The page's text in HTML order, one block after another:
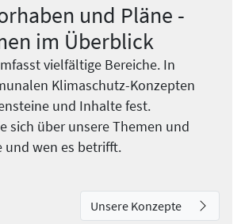
und Pläne -
im Überblick
vielfältige Bereiche. In
Klimaschutz-Konzepten
und Inhalte fest.
sich über unsere Themen und
und wen es betrifft.
Unsere Konzepte